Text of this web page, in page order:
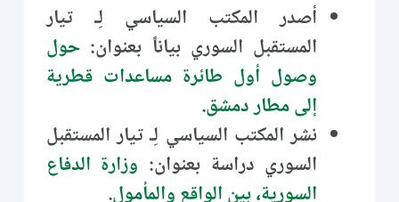
أصدر المكتب السياسي لِـ تيار
المستقبل السوري بياناً بعنوان:حول
وصول أول طائرة مساعدات قطرية
إلى مطار دمشق.
نشر المكتب السياسي لِـ تيار المستقبل
السوري دراسة بعنوان: وزارة الدفاع
السورية، بين الواقع والمأمول.